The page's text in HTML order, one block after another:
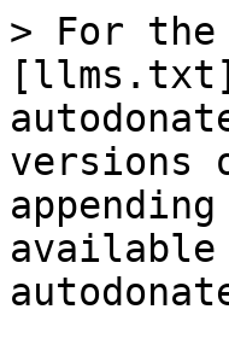
> For the
versions
available